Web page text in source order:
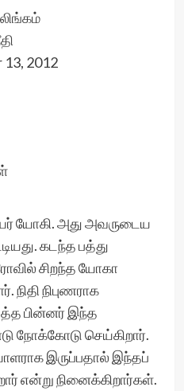
2012
யோகி. அது அவருடைய
கடந்த பத்து
சிறந்த யோகா
நிதி நிபுணராக
பின்னர் இந்த
செய்கிறார்.
இருப்பதால் இந்தப்
என்று நினைக்கிறார்கள்.